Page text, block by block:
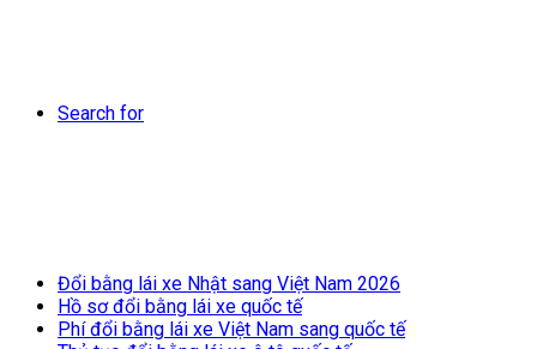
Search for
Đổi bằng lái xe Nhật sang Việt Nam 2026
Hồ sơ đổi bằng lái xe quốc tế
Phí đổi bằng lái xe Việt Nam sang quốc tế